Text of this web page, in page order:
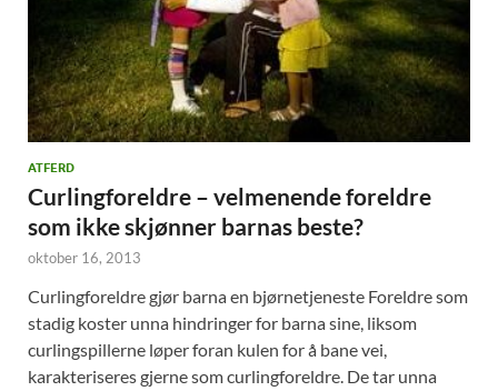
ATFERD
Curlingforeldre – velmenende foreldre
som ikke skjønner barnas beste?
oktober 16, 2013
Curlingforeldre gjør barna en bjørnetjeneste Foreldre som
stadig koster unna hindringer for barna sine, liksom
curlingspillerne løper foran kulen for å bane vei,
karakteriseres gjerne som curlingforeldre. De tar unna